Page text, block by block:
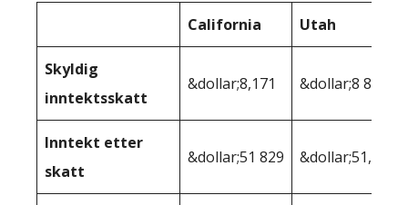
California Utah
Skyldig
inntektsskatt
&dollar;8,171 &dollar;8 899
Inntekt etter
skatt
&dollar;51 829 &dollar;51,101